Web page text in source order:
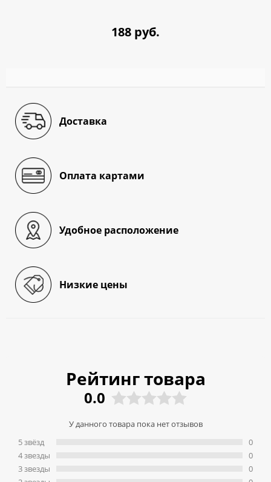
188 руб.
Доставка
Оплата картами
Удобное расположение
Низкие цены
Рейтинг товара
0.0
У данного товара пока нет отзывов
5 звёзд
4 звeзды
3 звeзды
0
0
0